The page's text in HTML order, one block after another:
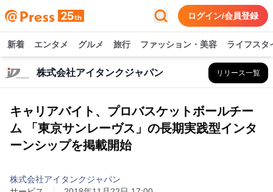
ログイン/会員登録
新着 エンタメ グルメ 旅行 ファッション・美容 ライフスタ
株式会社アイタンクジャパン リリース一覧
キャリアバイト、プロバスケットボールチー
ム 「東京サンレーヴス」の長期実践型インタ
ーンシップを掲載開始
株式会社アイタンクジャパン